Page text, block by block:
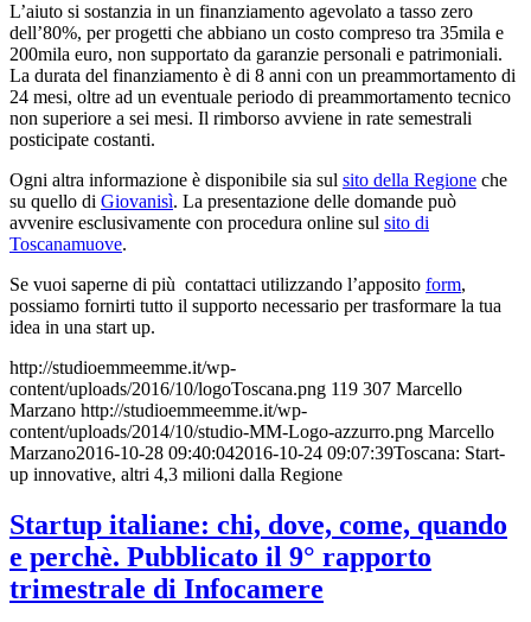
L’aiuto si sostanzia in un finanziamento agevolato a tasso zero
dell’80%, per progetti che abbiano un costo compreso tra 35mila e
200mila euro, non supportato da garanzie personali e patrimoniali.
La durata del finanziamento è di 8 anni con un preammortamento di
24 mesi, oltre ad un eventuale periodo di preammortamento tecnico
non superiore a sei mesi. Il rimborso avviene in rate semestrali
posticipate costanti.
Ogni altra informazione è disponibile sia sul sito della Regione che
su quello di Giovanisì. La presentazione delle domande può
avvenire esclusivamente con procedura online sul sito di
Toscanamuove.
Se vuoi saperne di più contattaci utilizzando l’apposito form,
possiamo fornirti tutto il supporto necessario per trasformare la tua
idea in una start up.
http://studioemmeemme.it/wp-
content/uploads/2016/10/logoToscana.png 119 307 Marcello
Marzano http://studioemmeemme.it/wp-
content/uploads/2014/10/studio-MM-Logo-azzurro.png Marcello
Marzano2016-10-28 09:40:042016-10-24 09:07:39Toscana: Start-
up innovative, altri 4,3 milioni dalla Regione
Startup italiane: chi, dove, come, quando
e perchè. Pubblicato il 9° rapporto
trimestrale di Infocamere